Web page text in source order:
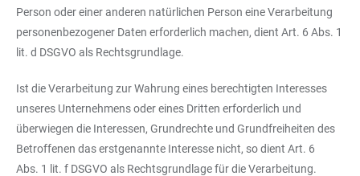
Person oder einer anderen natürlichen Person eine Verarbeitung
personenbezogener Daten erforderlich machen, dient Art. 6 Abs. 1
lit. d DSGVO als Rechtsgrundlage.
Ist die Verarbeitung zur Wahrung eines berechtigten Interesses
unseres Unternehmens oder eines Dritten erforderlich und
überwiegen die Interessen, Grundrechte und Grundfreiheiten des
Betroffenen das erstgenannte Interesse nicht, so dient Art. 6
Abs. 1 lit. f DSGVO als Rechtsgrundlage für die Verarbeitung.